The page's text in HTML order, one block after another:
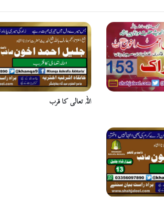
اللہ تعالی کا قرب